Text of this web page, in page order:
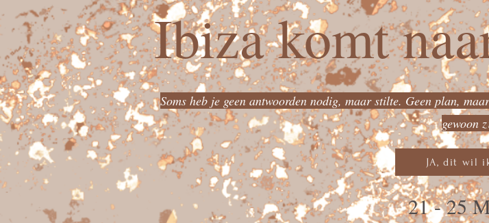
Ibiza komt
Soms heb je geen antwoorden nodig, maar stilte. Geen plan,
gewoon
JA, dit wil
21 - 25